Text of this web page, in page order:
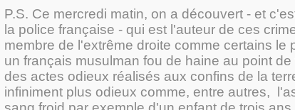
P.S. Ce mercredi matin, on a découvert - et
la police française - qui est l'auteur de ces
membre de l'extrême droite comme certains le
un français musulman fou de haine au point
des actes odieux réalisés aux confins de la
infiniment plus odieux comme, entre autres,